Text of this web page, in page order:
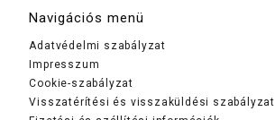
Navigációs menü
Adatvédelmi szabályzat
Impresszum
Cookie-szabályzat
Visszatérítési és visszaküldési szabályzat